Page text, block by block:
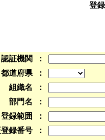
登
認証機関
：
都道府県
：
組織名
：
部門名
：
登録範囲
：
録番号
：